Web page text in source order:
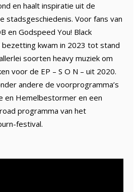
en haalt inspiratie uit de
stadsgeschiedenis. Voor fans van
en Godspeed You! Black
bezetting kwam in 2023 tot stand
soorten heavy muziek om
voor de EP – S O N – uit 2020.
andere de voorprogramma’s
en Hemelbestormer en een
programma van het
festival.